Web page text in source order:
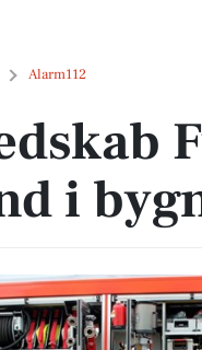
Alarm112
Fyn: Brand i bygning
i